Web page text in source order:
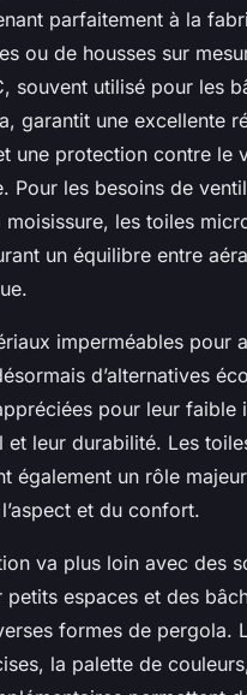
parfaitement à la
ou de housses sur
souvent utilisé pour les
garantit une excellente
une protection contre le
Pour les besoins de
moisissure, les toiles
un équilibre entre
imperméables pour
d’alternatives
pour leur faible
et leur durabilité. Les
également un rôle
et du confort.
va plus loin avec des
petits espaces et des
formes de pergola.
la palette de